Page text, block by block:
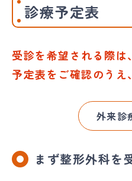
診療予定表
受診を希望される際
予定表をご確認のうえ
外来診
まず整形外科を